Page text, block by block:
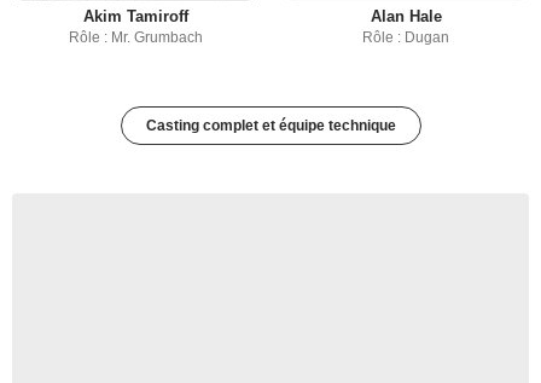
Akim Tamiroff
Rôle : Mr. Grumbach
Alan Hale
Rôle : Dugan
Casting complet et équipe technique